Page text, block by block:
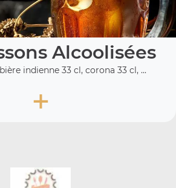
Alcoolisées
indienne 33 cl, corona 33 cl, ...
+